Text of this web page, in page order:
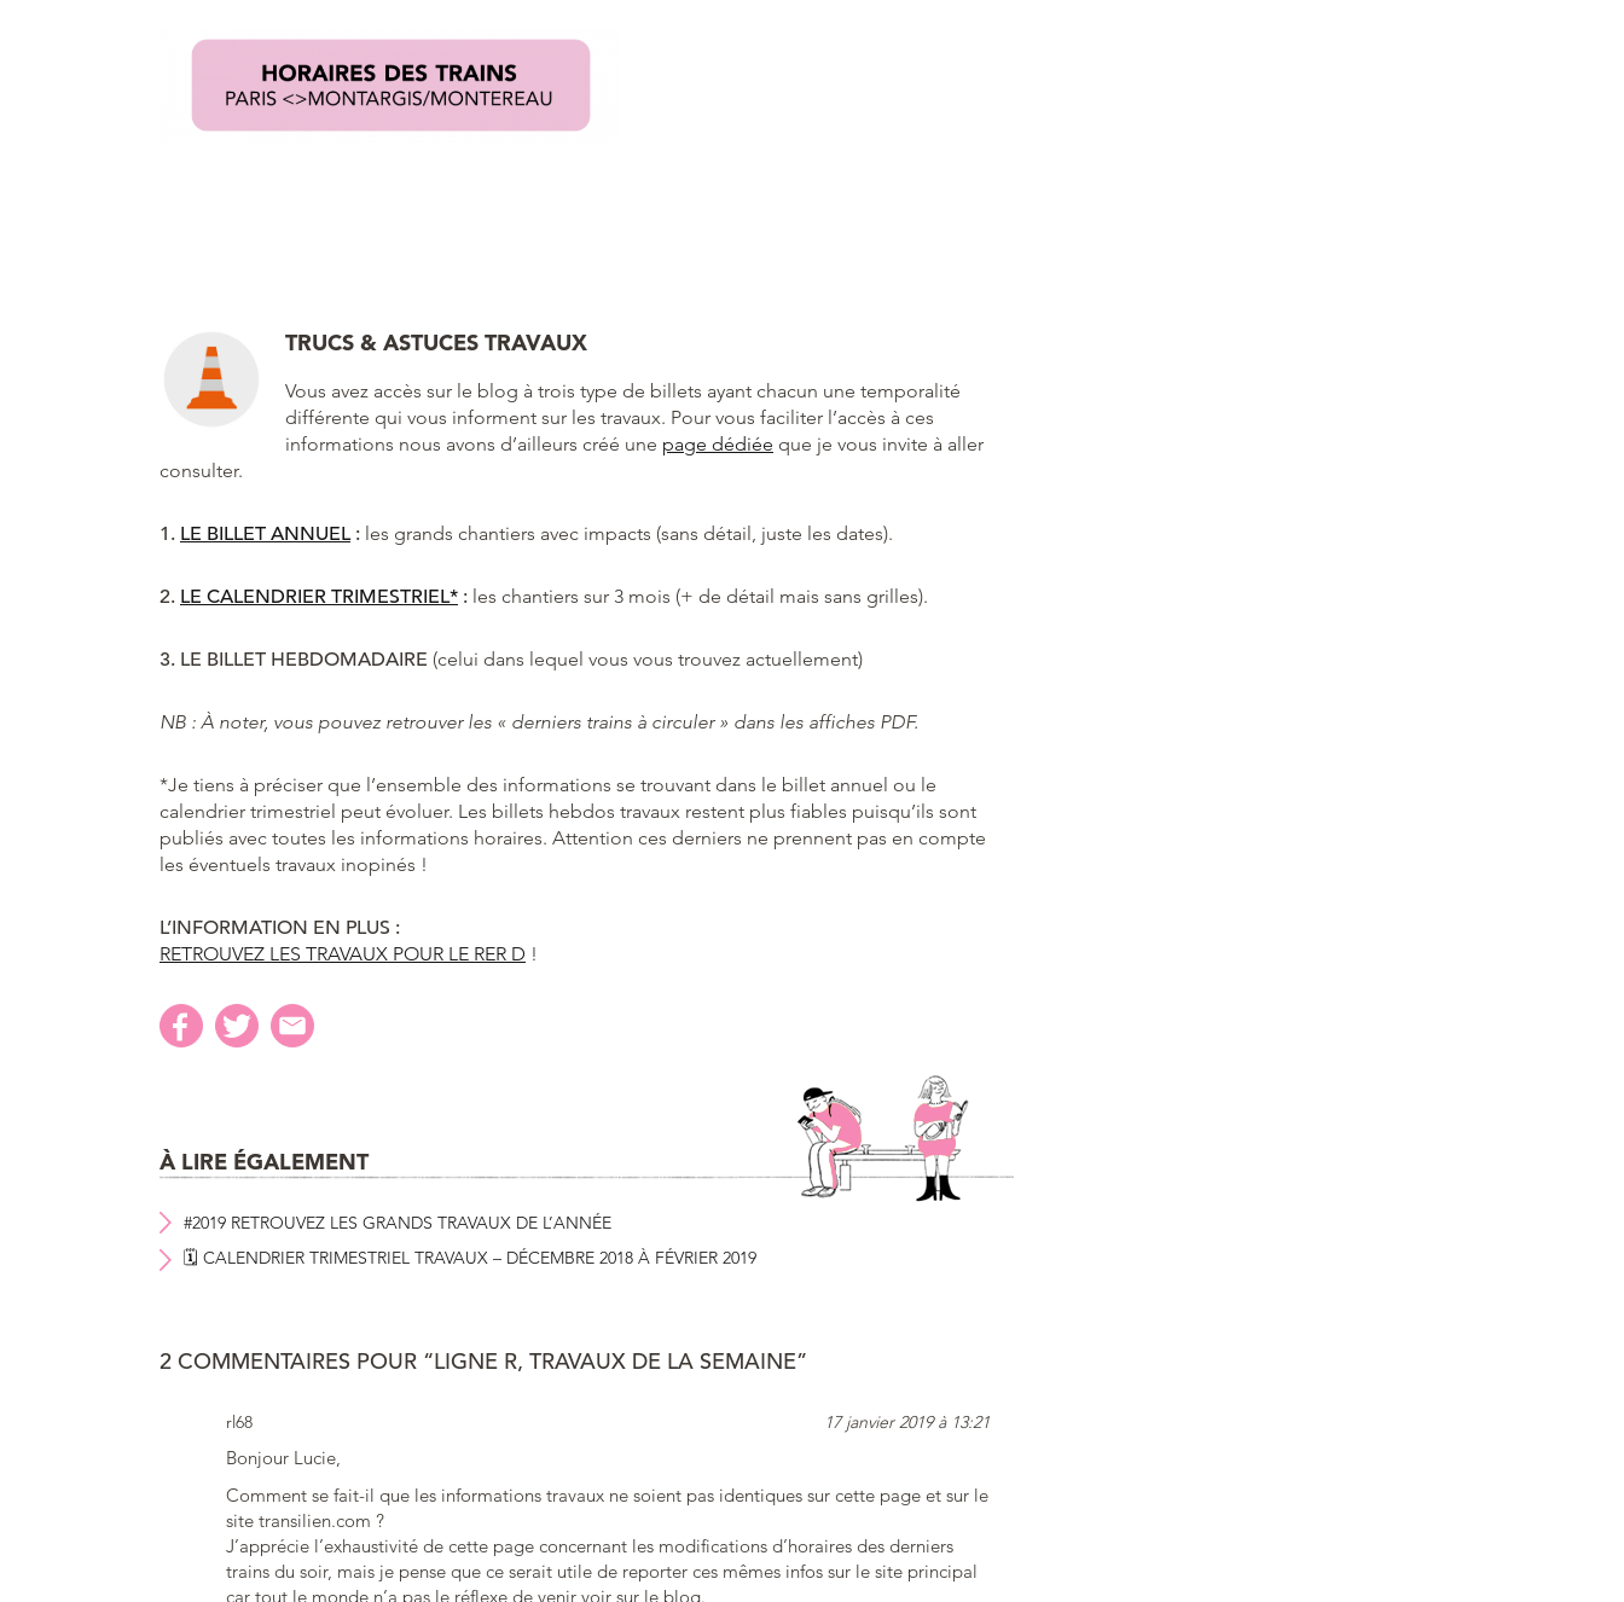
TRUCS & ASTUCES TRAVAUX
Vous avez accès sur le blog à trois type de billets ayant chacun une temporalité
différente qui vous informent sur les travaux. Pour vous faciliter l’accès à ces
informations nous avons d’ailleurs créé une page dédiée que je vous invite à aller
consulter.
1. LE BILLET ANNUEL: les grands chantiers avec impacts (sans détail, juste les dates).
2. LE CALENDRIER TRIMESTRIEL* : les chantiers sur 3 mois (+ de détail mais sans grilles).
3. LE BILLET HEBDOMADAIRE (celui dans lequel vous vous trouvez actuellement)
NB : À noter, vous pouvez retrouver les « derniers trains à circuler » dans les affiches PDF.
*Je tiens à préciser que l’ensemble des informations se trouvant dans le billet annuel ou le
calendrier trimestriel peut évoluer. Les billets hebdos travaux restent plus fiables puisqu’ils sont
publiés avec toutes les informations horaires. Attention ces derniers ne prennent pas en compte
les éventuels travaux inopinés !
L’INFORMATION EN PLUS :
RETROUVEZ LES TRAVAUX POUR LE RER D !
À LIRE ÉGALEMENT
#2019 RETROUVEZ LES GRANDS TRAVAUX DE L’ANNÉE
🗓 CALENDRIER TRIMESTRIEL TRAVAUX – DÉCEMBRE 2018 À FÉVRIER 2019
2 COMMENTAIRES POUR “LIGNE R, TRAVAUX DE LA SEMAINE”
rl68 17 janvier 2019 à 13:21
Bonjour Lucie,
Comment se fait-il que les informations travaux ne soient pas identiques sur cette page et sur le
site transilien.com ?
J’apprécie l’exhaustivité de cette page concernant les modifications d’horaires des derniers
trains du soir, mais je pense que ce serait utile de reporter ces mêmes infos sur le site principal
car tout le monde n’a pas le réflexe de venir voir sur le blog.